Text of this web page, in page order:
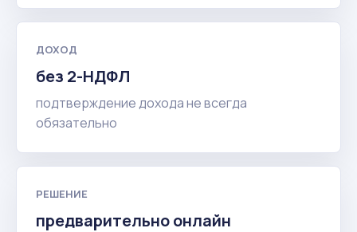
ДОХОД
без 2-НДФЛ
подтверждение дохода не всегда
обязательно
РЕШЕНИЕ
предварительно онлайн